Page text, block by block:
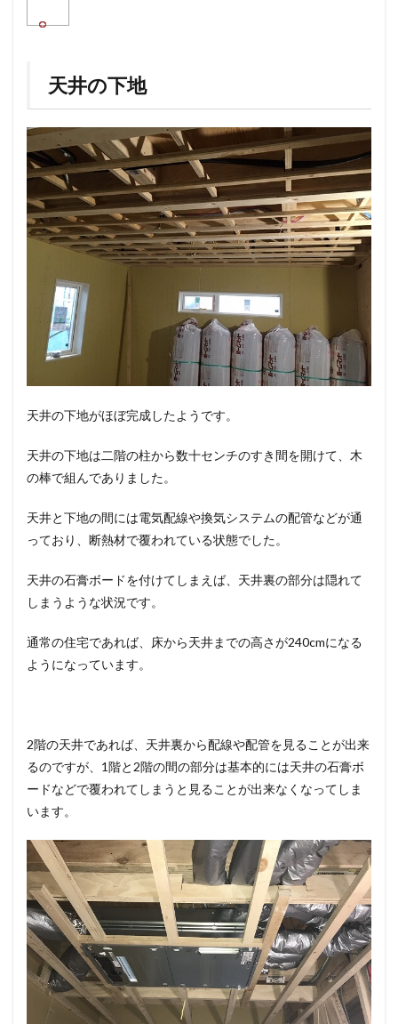
天井の下地
天井の下地がほぼ完成したようです。
天井の下地は二階の柱から数十センチのすき間を開けて、木
の棒で組んでありました。
天井と下地の間には電気配線や換気システムの配管などが通
っており、断熱材で覆われている状態でした。
天井の石膏ボードを付けてしまえば、天井裏の部分は隠れて
しまうような状況です。
通常の住宅であれば、床から天井までの高さが240cmになる
ようになっています。
2階の天井であれば、天井裏から配線や配管を見ることが出来
るのですが、1階と2階の間の部分は基本的には天井の石膏ボ
ードなどで覆われてしまうと見ることが出来なくなってしま
います。